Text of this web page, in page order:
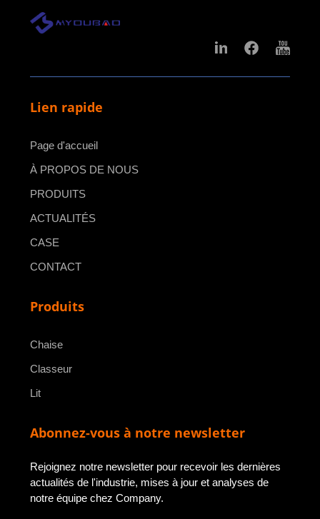
Lien rapide
Page d'accueil
À PROPOS DE NOUS
PRODUITS
ACTUALITÉS
CASE
CONTACT
Produits
Chaise
Classeur
Lit
Abonnez-vous à notre newsletter
Rejoignez notre newsletter pour recevoir les dernières
actualités de l'industrie, mises à jour et analyses de
notre équipe chez Company.